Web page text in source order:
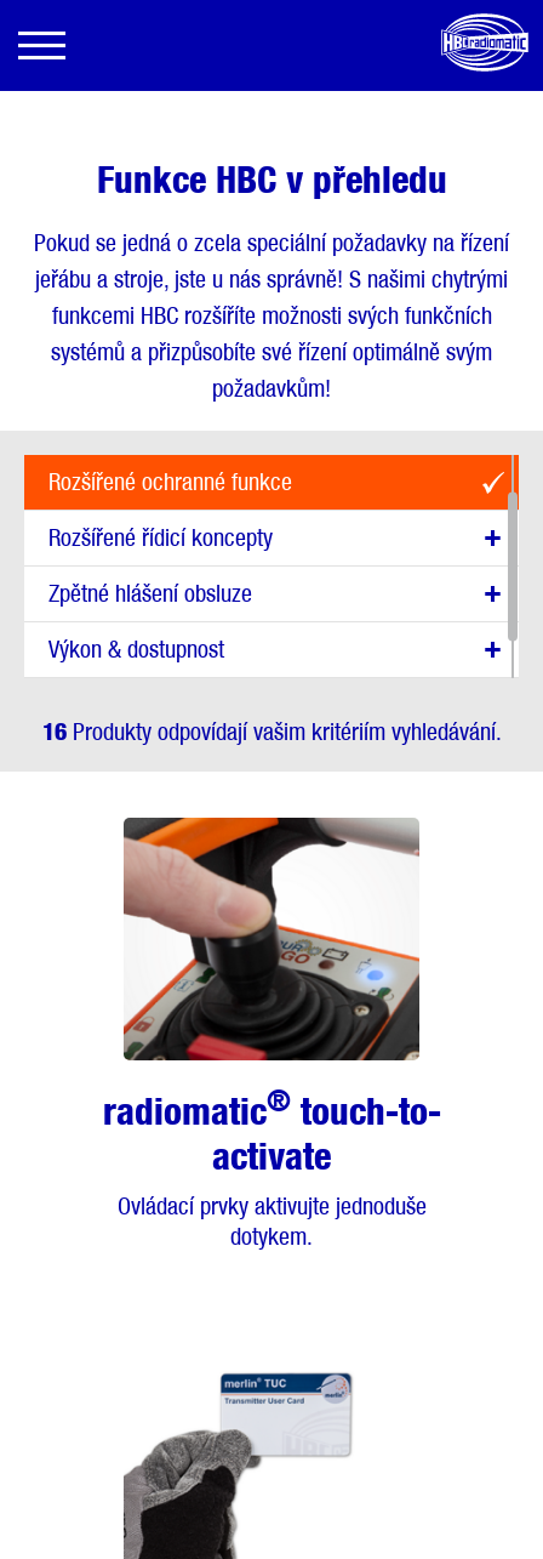
Funkce HBC v přehledu
Pokud se jedná o zcela speciální požadavky na řízení
jeřábu a stroje, jste u nás správně! S našimi chytrými
funkcemi HBC rozšíříte možnosti svých funkčních
systémů a přizpůsobíte své řízení optimálně svým
požadavkům!
Rozšířené ochranné funkce
Rozšířené řídicí koncepty
Zpětné hlášení obsluze
Výkon & dostupnost
16Produkty odpovídají vašim kritériím vyhledávání.
radiomatic®touch-to-
activate
Ovládací prvky aktivujte jednoduše
dotykem.